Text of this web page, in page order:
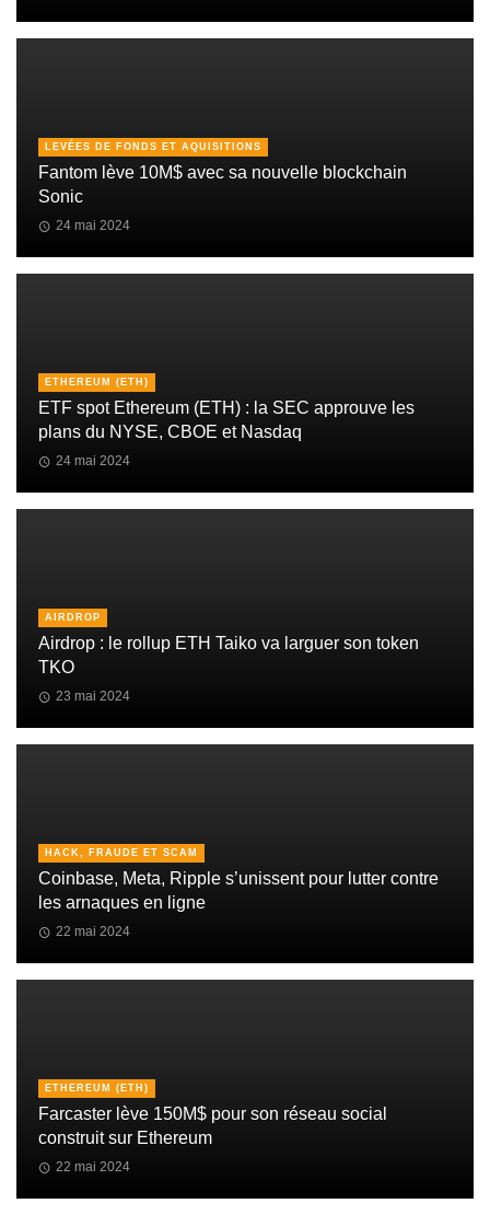
LEVÉES DE FONDS ET AQUISITIONS
Fantom lève 10M$ avec sa nouvelle blockchain
Sonic
24 mai 2024
ETHEREUM (ETH)
ETF spot Ethereum (ETH) : la SEC approuve les
plans du NYSE, CBOE et Nasdaq
24 mai 2024
AIRDROP
Airdrop : le rollup ETH Taiko va larguer son token
TKO
23 mai 2024
HACK, FRAUDE ET SCAM
Coinbase, Meta, Ripple s’unissent pour lutter contre
les arnaques en ligne
22 mai 2024
ETHEREUM (ETH)
Farcaster lève 150M$ pour son réseau social
construit sur Ethereum
22 mai 2024